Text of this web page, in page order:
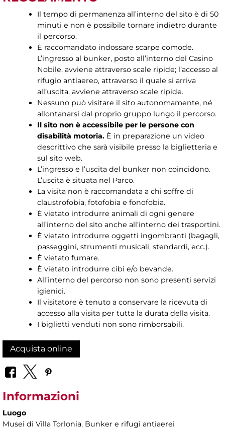
Il tempo di permanenza all’interno del sito è di 50
minuti e non è possibile tornare indietro durante
il percorso.
È raccomandato indossare scarpe comode.
L’ingresso al bunker, posto all’interno del Casino
Nobile, avviene attraverso scale ripide; l’accesso al
rifugio antiaereo, attraverso il quale si arriva
all’uscita, avviene attraverso scale ripide.
Nessuno può visitare il sito autonomamente, né
allontanarsi dal proprio gruppo lungo il percorso.
Il sito non è accessibile per le persone con
disabilità motoria.È in preparazione un video
descrittivo che sarà visibile presso la biglietteria e
sul sito web.
L’ingresso e l’uscita del bunker non coincidono.
L’uscita è situata nel Parco.
La visita non è raccomandata a chi soffre di
claustrofobia, fotofobia e fonofobia.
È vietato introdurre animali di ogni genere
all’interno del sito anche all’interno dei trasportini.
È vietato introdurre oggetti ingombranti (bagagli,
passeggini, strumenti musicali, stendardi, ecc.).
È vietato fumare.
È vietato introdurre cibi e/o bevande.
All’interno del percorso non sono presenti servizi
igienici.
Il visitatore è tenuto a conservare la ricevuta di
accesso alla visita per tutta la durata della visita.
I biglietti venduti non sono rimborsabili.
Acquista online
Informazioni
Luogo
Musei di Villa Torlonia, Bunker e rifugi antiaerei